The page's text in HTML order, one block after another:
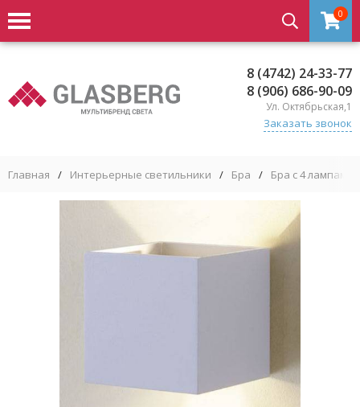
0
8 (4742) 24-33-77
8 (906) 686-90-09
Ул. Октябрьская,1
Заказать звонок
Главная / Интерьерные светильники / Бра / Бра с 4 лампами